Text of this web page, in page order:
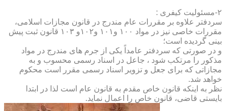
۲-مسئولیت کیفری :
سردفتر علاوه بر مقررات عام مندرج در قانون مجازات اسلامی،
مقررات خاصی نیز در مواد ۱۰۰ و۱۰۱ و۱۰۲و ۱۰۳ قانون ثبت پیش
بینی گردیده است؛
و در صورتی که سردفتر عامداً یکی از جرم های مندرج در مواد
مذکور را مرتکب شود ، جاعل در اسناد رسمی محسوب و به
مجازاتی که برای جعل و تزویر اسناد رسمی مقرر است محکوم
خواهد شد.
نظر به اینکه قانون خاص مقدم به قانون عام است لذا در ابتدا
بایستی قاضی، قانون خاص را اعمال نماید.